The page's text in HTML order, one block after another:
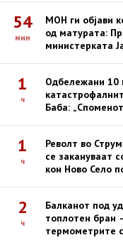
54
мин
МОН ги објави
од матурата:
министерката
1
ч
Одбележани 10
Баба:
1
ч
Револт во
се закануваат
кон Ново Село
2
ч
Балканот под
топлотен бран
термометрите